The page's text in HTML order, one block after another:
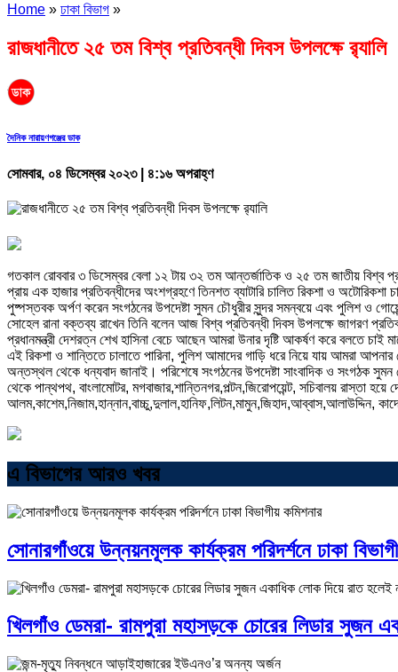
Home » ঢাকা বিভাগ »
রাজধানীতে ২৫ তম বিশ্ব প্রতিবন্ধী দিবস উপলক্ষে র‍্যালি
দৈনিক নারায়ণগঞ্জের ডাক
সোমবার, ০৪ ডিসেম্বর ২০২৩ | ৪:১৬ অপরাহ্ণ
গতকাল রোববার ৩ ডিসেম্বর বেলা ১২ টায় ৩২ তম আন্তর্জাতিক ও ২৫ তম জাতীয় বিশ্ব
প্রায় এক হাজার প্রতিবন্ধীদের অংশগ্রহণে তিনশত ব্যাটারি চালিত রিকশা ও অটোরিকশা
পুষ্পস্তবক অর্পণ করেন সংগঠনের উপদেষ্টা সুমন চৌধুরীর সুন্দর সমন্বয়ে এবং পুলিশ ও
সোহেল রানা বক্তব্য রাখেন তিনি বলেন আজ বিশ্ব প্রতিবন্ধী দিবস উপলক্ষে জাগরণ
প্রধানমন্ত্রী দেশরত্ন শেখ হাসিনা বেচে আছেন আমরা উনার দৃষ্টি আকর্ষণ করে বলতে
এই রিকশা ও শান্তিতে চালাতে পারিনা, পুলিশ আমাদের গাড়ি ধরে নিয়ে যায় আমরা
অন্তস্থল থেকে ধন্যবাদ জানাই। পরিশেষে সংগঠনের উপদেষ্টা সাংবাদিক ও সংগঠক সুমন
থেকে পান্থপথ, বাংলামোটর, মগবাজার,শান্তিনগর,পল্টন,জিরোপয়েন্ট, সচিবালয় রাস্তা
আলম,কাশেম,নিজাম,হান্নান,বাচ্চু,দুলাল,হানিফ,লিটন,মামুন,জিহাদ,আব্বাস,আলাউদ্দিন,
এ বিভাগের আরও খবর
সোনারগাঁওয়ে উন্নয়নমূলক কার্যক্রম পরিদর্শনে ঢাকা
খিলগাঁও ডেমরা- রামপুরা মহাসড়কে চোরের লিডার সুজন